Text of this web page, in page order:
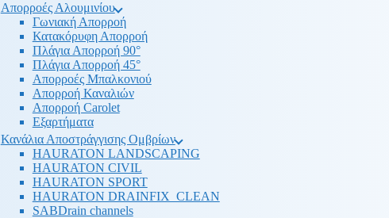
Απορροές Αλουμινίου
Γωνιακή Απορροή
Κατακόρυφη Απορροή
Πλάγια Απορροή 90°
Πλάγια Απορροή 45°
Απορροές Μπαλκονιού
Απορροή Καναλιών
Απορροή Carolet
Εξαρτήματα
Κανάλια Αποστράγγισης Ομβρίων
HAURATON LANDSCAPING
HAURATON CIVIL
HAURATON SPORT
HAURATON DRAINFIX_CLEAN
SABDrain channels